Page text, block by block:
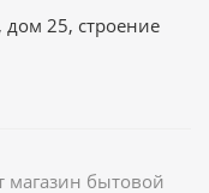
дом 25, строение
магазин бытовой